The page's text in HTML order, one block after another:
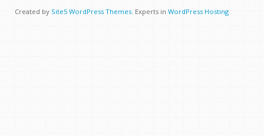
Created by Site5 WordPress Themes . Experts in WordPress Hosting